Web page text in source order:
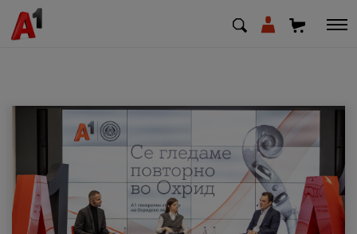
МК SQ
Приватни Деловни